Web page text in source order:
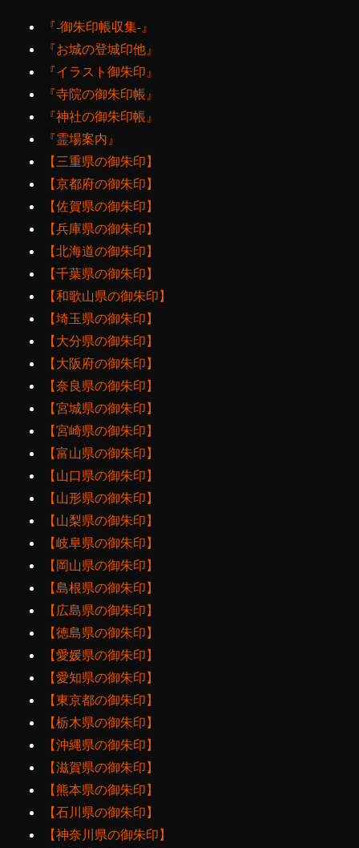
『‐御朱印帳収集‐』
『お城の登城印他』
『イラスト御朱印』
『寺院の御朱印帳』
『神社の御朱印帳』
『霊場案内』
【三重県の御朱印】
【京都府の御朱印】
【佐賀県の御朱印】
【兵庫県の御朱印】
【北海道の御朱印】
【千葉県の御朱印】
【和歌山県の御朱印】
【埼玉県の御朱印】
【大分県の御朱印】
【大阪府の御朱印】
【奈良県の御朱印】
【宮城県の御朱印】
【宮崎県の御朱印】
【富山県の御朱印】
【山口県の御朱印】
【山形県の御朱印】
【山梨県の御朱印】
【岐阜県の御朱印】
【岡山県の御朱印】
【島根県の御朱印】
【広島県の御朱印】
【徳島県の御朱印】
【愛媛県の御朱印】
【愛知県の御朱印】
【東京都の御朱印】
【栃木県の御朱印】
【沖縄県の御朱印】
【滋賀県の御朱印】
【熊本県の御朱印】
【石川県の御朱印】
【神奈川県の御朱印】